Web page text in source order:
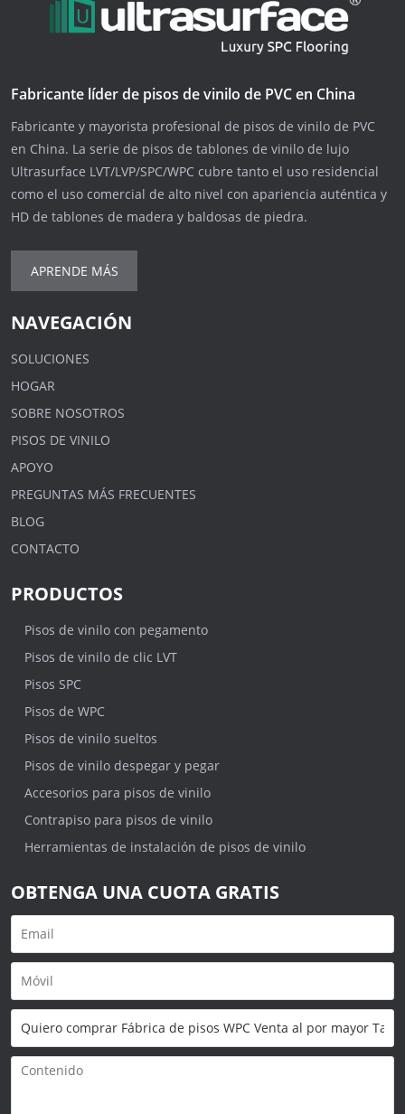
Fabricante líder de pisos de vinilo de PVC en China
Fabricante y mayorista profesional de pisos de vinilo de PVC
en China. La serie de pisos de tablones de vinilo de lujo
Ultrasurface LVT/LVP/SPC/WPC cubre tanto el uso residencial
como el uso comercial de alto nivel con apariencia auténtica y
HD de tablones de madera y baldosas de piedra.
APRENDE MÁS
NAVEGACIÓN
SOLUCIONES
HOGAR
SOBRE NOSOTROS
PISOS DE VINILO
APOYO
PREGUNTAS MÁS FRECUENTES
BLOG
CONTACTO
PRODUCTOS
Pisos de vinilo con pegamento
Pisos de vinilo de clic LVT
Pisos SPC
Pisos de WPC
Pisos de vinilo sueltos
Pisos de vinilo despegar y pegar
Accesorios para pisos de vinilo
Contrapiso para pisos de vinilo
Herramientas de instalación de pisos de vinilo
OBTENGA UNA CUOTA GRATIS